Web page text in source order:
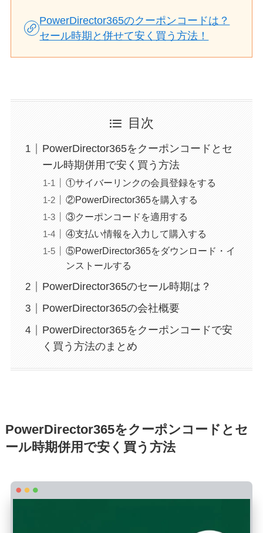
PowerDirector365のクーポンコードは？
セール時期と併せて安く買う方法！
目次
PowerDirector365をクーポンコードとセ
ール時期併用で安く買う方法
①サイバーリンクの会員登録をする
②PowerDirector365を購入する
③クーポンコードを適用する
④支払い情報を入力して購入する
⑤PowerDirector365をダウンロード・イ
ンストールする
PowerDirector365のセール時期は？
PowerDirector365の会社概要
PowerDirector365をクーポンコードで安
く買う方法のまとめ
PowerDirector365をクーポンコードとセ
ール時期併用で安く買う方法